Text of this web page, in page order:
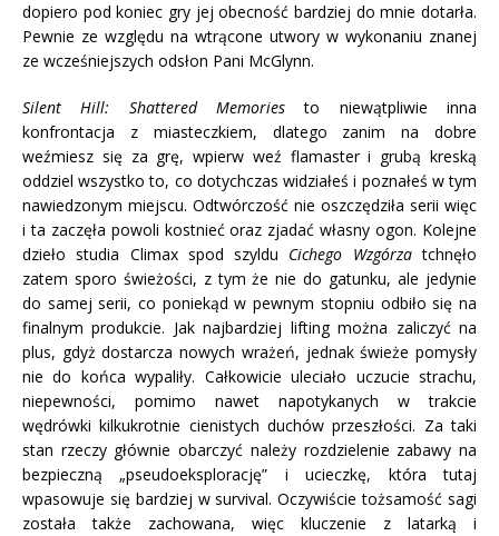
dopiero pod koniec gry jej obecność bardziej do mnie dotarła.
Pewnie ze względu na wtrącone utwory w wykonaniu znanej
ze wcześniejszych odsłon Pani McGlynn.
Silent Hill: Shattered Memories to niewątpliwie inna
konfrontacja z miasteczkiem, dlatego zanim na dobre
weźmiesz się za grę, wpierw weź flamaster i grubą kreską
oddziel wszystko to, co dotychczas widziałeś i poznałeś w tym
nawiedzonym miejscu. Odtwórczość nie oszczędziła serii więc
i ta zaczęła powoli kostnieć oraz zjadać własny ogon. Kolejne
dzieło studia Climax spod szyldu Cichego Wzgórzatchnęło
zatem sporo świeżości, z tym że nie do gatunku, ale jedynie
do samej serii, co poniekąd w pewnym stopniu odbiło się na
finalnym produkcie. Jak najbardziej lifting można zaliczyć na
plus, gdyż dostarcza nowych wrażeń, jednak świeże pomysły
nie do końca wypaliły. Całkowicie uleciało uczucie strachu,
niepewności, pomimo nawet napotykanych w trakcie
wędrówki kilkukrotnie cienistych duchów przeszłości. Za taki
stan rzeczy głównie obarczyć należy rozdzielenie zabawy na
bezpieczną „pseudoeksplorację” i ucieczkę, która tutaj
wpasowuje się bardziej w survival. Oczywiście tożsamość sagi
została także zachowana, więc kluczenie z latarką i